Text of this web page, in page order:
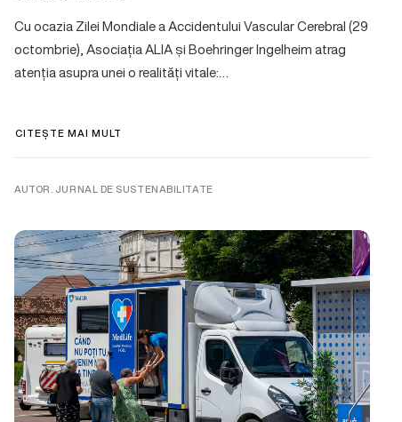
Cu ocazia Zilei Mondiale a Accidentului Vascular Cerebral (29
octombrie), Asociația ALIA și Boehringer Ingelheim atrag
atenția asupra unei o realități vitale:…
CITEȘTE MAI MULT
AUTOR. JURNAL DE SUSTENABILITATE